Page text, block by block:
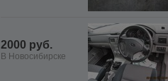
2000 руб.
В Новосибирске